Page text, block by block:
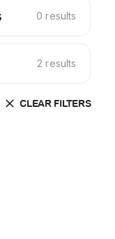
0 results
2 results
CLEAR FILTERS